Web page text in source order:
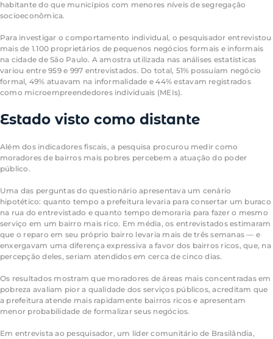
habitante do que municípios com menores níveis de segregação
socioeconômica.
Para investigar o comportamento individual, o pesquisador entrevistou
mais de 1.100 proprietários de pequenos negócios formais e informais
na cidade de São Paulo. A amostra utilizada nas análises estatísticas
variou entre 959 e 997 entrevistados. Do total, 51% possuíam negócio
formal, 49% atuavam na informalidade e 44% estavam registrados
como microempreendedores individuais (MEIs).
Estado visto como distante
Além dos indicadores fiscais, a pesquisa procurou medir como
moradores de bairros mais pobres percebem a atuação do poder
público.
Uma das perguntas do questionário apresentava um cenário
hipotético: quanto tempo a prefeitura levaria para consertar um buraco
na rua do entrevistado e quanto tempo demoraria para fazer o mesmo
serviço em um bairro mais rico. Em média, os entrevistados estimaram
que o reparo em seu próprio bairro levaria mais de três semanas — e
enxergavam uma diferença expressiva a favor dos bairros ricos, que, na
percepção deles, seriam atendidos em cerca de cinco dias.
Os resultados mostram que moradores de áreas mais concentradas em
pobreza avaliam pior a qualidade dos serviços públicos, acreditam que
a prefeitura atende mais rapidamente bairros ricos e apresentam
menor probabilidade de formalizar seus negócios.
Em entrevista ao pesquisador, um líder comunitário de Brasilândia,